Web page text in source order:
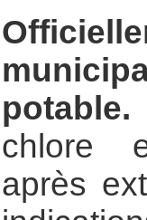
potable.
chlore
après